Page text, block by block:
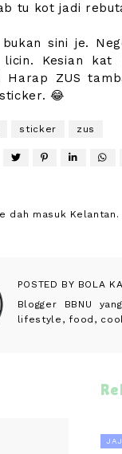
tu kot jadi
sini je.
Kesian kat
Harap ZUS
😂
sticker zus
dah masuk Kelantan.
POSTED BYBOLA
Blogger BBNU
lifestyle, food,